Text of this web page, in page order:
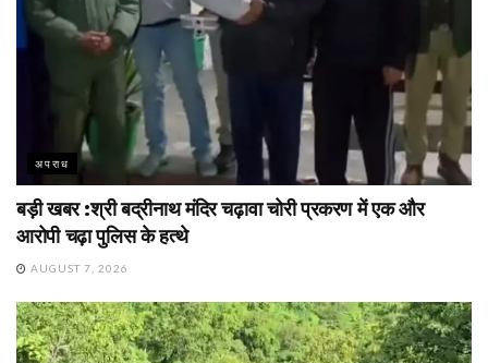
अपराध
बड़ी खबर :श्री बद्रीनाथ मंदिर चढ़ावा चोरी प्रकरण में एक और
आरोपी चढ़ा पुलिस के हत्थे
AUGUST 7, 2026